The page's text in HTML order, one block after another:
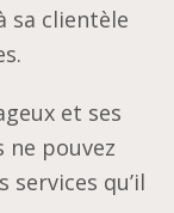
sa clientèle
et ses
ne pouvez
services qu’il